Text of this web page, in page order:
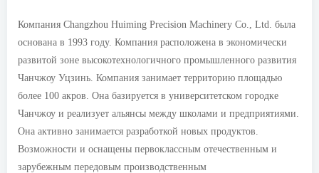
Компания Changzhou Huiming Precision Machinery Co., Ltd. была
основана в 1993 году. Компания расположена в экономически
развитой зоне высокотехнологичного промышленного развития
Чанчжоу Уцзинь. Компания занимает территорию площадью
более 100 акров. Она базируется в университетском городке
Чанчжоу и реализует альянсы между школами и предприятиями.
Она активно занимается разработкой новых продуктов.
Возможности и оснащены первоклассным отечественным и
зарубежным передовым производственным